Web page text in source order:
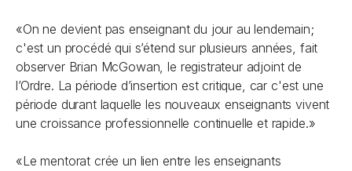
«On ne devient pas enseignant du jour au lendemain;
c'est un procédé qui s’étend sur plusieurs années, fait
observer Brian McGowan, le registrateur adjoint de
l’Ordre. La période d’insertion est critique, car c'est une
période durant laquelle les nouveaux enseignants vivent
une croissance professionnelle continuelle et rapide.»
«Le mentorat crée un lien entre les enseignants